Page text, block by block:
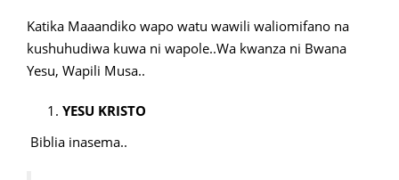
Katika Maaandiko wapo watu wawili waliomifano na
kushuhudiwa kuwa ni wapole..Wa kwanza ni Bwana
Yesu, Wapili Musa..
YESU KRISTO
Biblia inasema..